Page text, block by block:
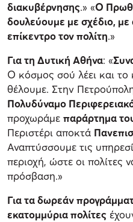
διακυβέρνησης.» «Ο
δουλεύουμε με σχέδιο, με
επίκεντρο τον πολίτη.»
Για τη Δυτική Αθήνα: «
Ο κόσμος σού λέει και
θέλουμε. Στην
Πολυδύναμο
προχωράμε παράρτημα
Περιστέρι αποκτά
Αναπτύσσουμε τις
περιοχή, ώστε οι πολίτες
πρόσβαση.»
Για τα δωρεάν
εκατομμύρια πολίτες